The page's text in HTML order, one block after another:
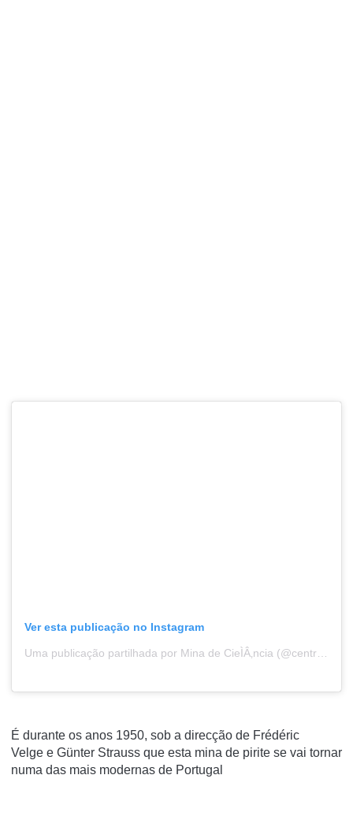
Ver esta publicação no Instagram
É durante os anos 1950, sob a direcção de Frédéric
Velge e Günter Strauss que esta mina de pirite se vai tornar
numa das mais modernas de Portugal